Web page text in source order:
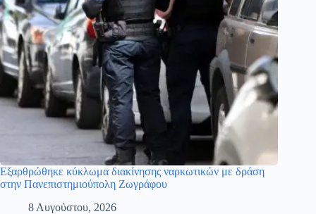
Εξαρθρώθηκε κύκλωμα διακίνησης ναρκωτικών με δράση
στην Πανεπιστημιούπολη Ζωγράφου
8 Αυγούστου, 2026